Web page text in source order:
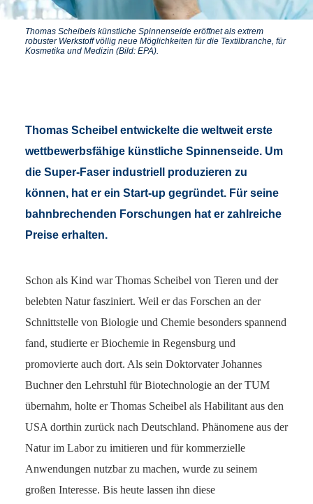
Thomas Scheibels künstliche Spinnenseide eröffnet als extrem
robuster Werkstoff völlig neue Möglichkeiten für die Textilbranche, für
Kosmetika und Medizin (Bild: EPA).
Thomas Scheibel entwickelte die weltweit erste
wettbewerbsfähige künstliche Spinnenseide. Um
die Super-Faser industriell produzieren zu
können, hat er ein Start-up gegründet. Für seine
bahnbrechenden Forschungen hat er zahlreiche
Preise erhalten.
Schon als Kind war Thomas Scheibel von Tieren und der
belebten Natur fasziniert. Weil er das Forschen an der
Schnittstelle von Biologie und Chemie besonders spannend
fand, studierte er Biochemie in Regensburg und
promovierte auch dort. Als sein Doktorvater Johannes
Buchner den Lehrstuhl für Biotechnologie an der TUM
übernahm, holte er Thomas Scheibel als Habilitant aus den
USA dorthin zurück nach Deutschland. Phänomene aus der
Natur im Labor zu imitieren und für kommerzielle
Anwendungen nutzbar zu machen, wurde zu seinem
großen Interesse. Bis heute lassen ihn diese